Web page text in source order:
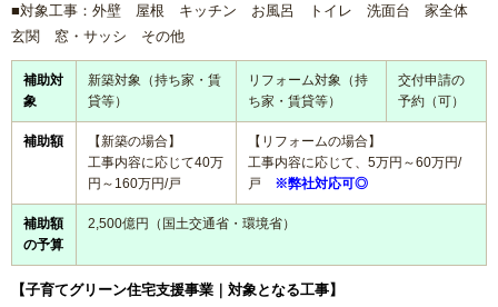
施工エリアから探す｜地域別リフォーム実績紹介
浴室乾燥機の交換・後付け
レンジフード（換気扇）リフォーム
ビルトイン食洗機交換リフォーム
■対象工事：外壁 屋根 キッチン お風呂 トイレ 洗面台 家全体
玄関 窓・サッシ その他
補助対
象
新築対象（持ち家・賃
貸等）
リフォーム対象（持
ち家・賃貸等）
交付申請の
予約（可）
補助額
【新築の場合】
工事内容に応じて40万
円～160万円/戸
【リフォームの場合】
工事内容に応じて、 5万円～60万円/
戸 ※弊社対応可◎
補助額
の予算
2,500億円（国土交通省・環境省）
【子育てグリーン住宅支援事業｜対象となる工事】